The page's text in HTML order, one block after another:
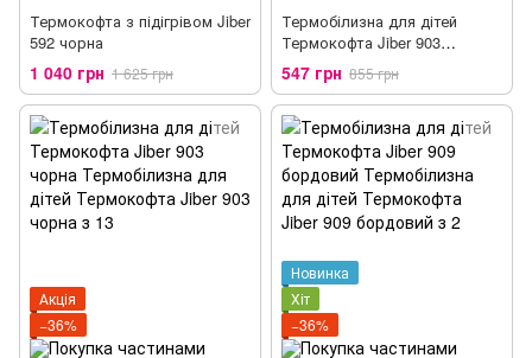
Термокофта з підігрівом Jiber
592 чорна
1 040 грн 1 625 грн
Термобілизна для дітей
Термокофта Jiber 903
молочний унісекс
547 грн 855 грн
Акція
−36%
Новинка
Хіт
−36%